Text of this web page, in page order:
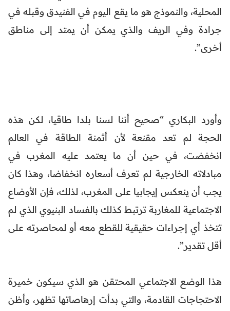
المحلية، والنموذج هو ما يقع اليوم في الفنيدق وقبله في
جرادة وفي الريف والذي يمكن أن يمتد إلى مناطق
أخرى”.
وأورد البكاري “صحيح أننا لسنا بلدا طاقيا، لكن هذه
الحجة لم تعد مقنعة لأن أثمنة الطاقة في العالم
انخفضت، في حين أن ما يعتمد عليه المغرب في
مبادلاته الخارجية لم تعرف أسعاره انخفاضا، وهذا كان
يجب أن ينعكس إيجابيا على المغرب، لذلك، فإن الأوضاع
الاجتماعية للمغاربة ترتبط كذلك بالفساد البنيوي الذي لم
تتخذ أي إجراءات حقيقية للقطع معه أو لمحاصرته على
أقل تقدير”.
هذا الوضع الاجتماعي المحتقن هو الذي سيكون خميرة
الاحتجاجات القادمة، والتي بدأت إرهاصاتها تظهر، وأظن